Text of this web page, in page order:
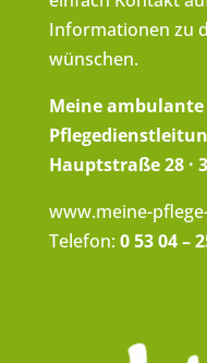
Informationen zu
wünschen.
Meine ambulante
Hauptstraße 28 ·
www.meine-
Telefon:0 53 04 –